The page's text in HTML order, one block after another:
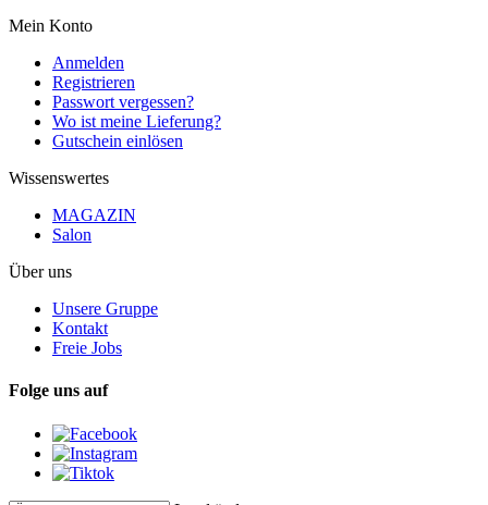
Mein Konto
Anmelden
Registrieren
Passwort vergessen?
Wo ist meine Lieferung?
Gutschein einlösen
Wissenswertes
MAGAZIN
Salon
Über uns
Unsere Gruppe
Kontakt
Freie Jobs
Folge uns auf